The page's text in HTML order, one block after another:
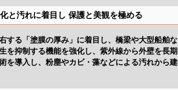
と汚れに着目し 保護と美観を極める
する「塗膜の厚み」に着目し、橋梁や大型船舶
を抑制する機能を強化し、紫外線から外壁を長期
を導入し、粉塵やカビ・藻などによる汚れから建